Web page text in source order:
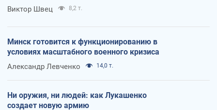
Виктор Швец 8,2 т.
Минск готовится к функционированию в
условиях масштабного военного кризиса
Александр Левченко 14,0 т.
Ни оружия, ни людей: как Лукашенко
создает новую армию